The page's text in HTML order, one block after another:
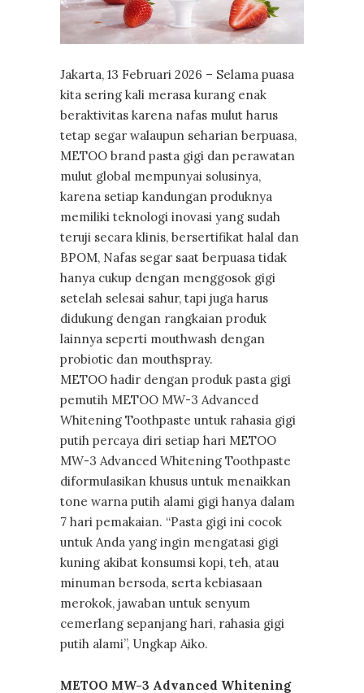
Jakarta, 13 Februari 2026 – Selama puasa
kita sering kali merasa kurang enak
beraktivitas karena nafas mulut harus
tetap segar walaupun seharian berpuasa,
METOO brand pasta gigi dan perawatan
mulut global mempunyai solusinya,
karena setiap kandungan produknya
memiliki teknologi inovasi yang sudah
teruji secara klinis, bersertifikat halal dan
BPOM, Nafas segar saat berpuasa tidak
hanya cukup dengan menggosok gigi
setelah selesai sahur, tapi juga harus
didukung dengan rangkaian produk
lainnya seperti mouthwash dengan
probiotic dan mouthspray.
METOO hadir dengan produk pasta gigi
pemutih METOO MW-3 Advanced
Whitening Toothpaste untuk rahasia gigi
putih percaya diri setiap hari METOO
MW-3 Advanced Whitening Toothpaste
diformulasikan khusus untuk menaikkan
tone warna putih alami gigi hanya dalam
7 hari pemakaian. “Pasta gigi ini cocok
untuk Anda yang ingin mengatasi gigi
kuning akibat konsumsi kopi, teh, atau
minuman bersoda, serta kebiasaan
merokok, jawaban untuk senyum
cemerlang sepanjang hari, rahasia gigi
putih alami”, Ungkap Aiko.
METOO MW-3 Advanced Whitening